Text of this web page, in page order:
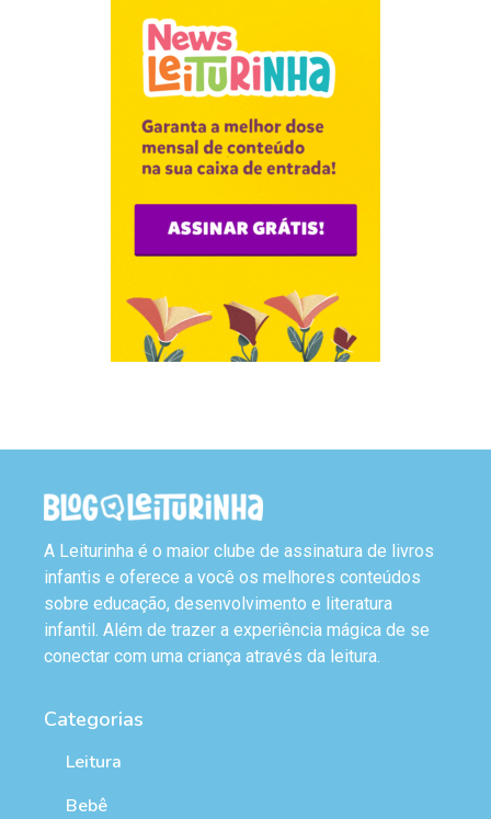
A Leiturinha é o maior clube de assinatura de livros
infantis e oferece a você os melhores conteúdos
sobre educação, desenvolvimento e literatura
infantil. Além de trazer a experiência mágica de se
conectar com uma criança através da leitura.
Categorias
Leitura
Bebê